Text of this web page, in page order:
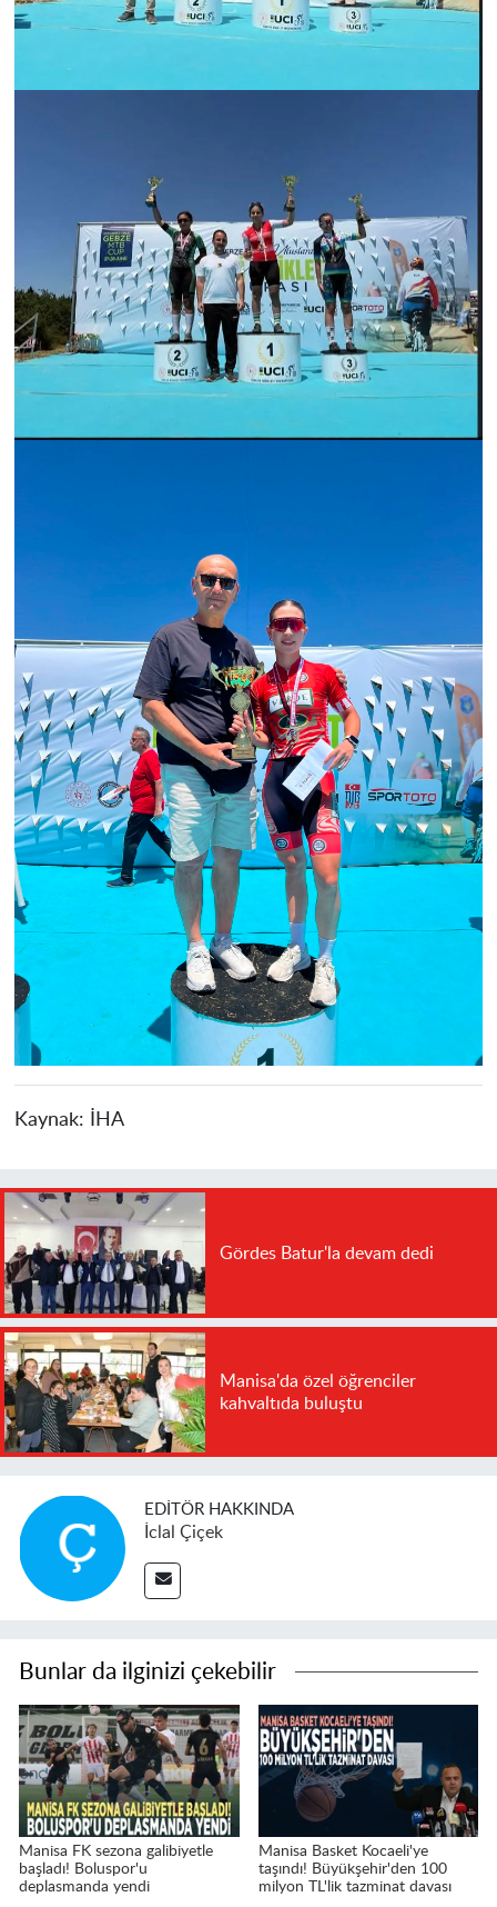
Kaynak: İHA
Gördes Batur'la devam dedi
Manisa'da özel öğrenciler
kahvaltıda buluştu
EDITÖR HAKKINDA
İclal Çiçek
Bunlar da ilginizi çekebilir
Manisa FK sezona galibiyetle
başladı! Boluspor'u
deplasmanda yendi
Manisa Basket Kocaeli'ye
taşındı! Büyükşehir'den 100
milyon TL'lik tazminat davası